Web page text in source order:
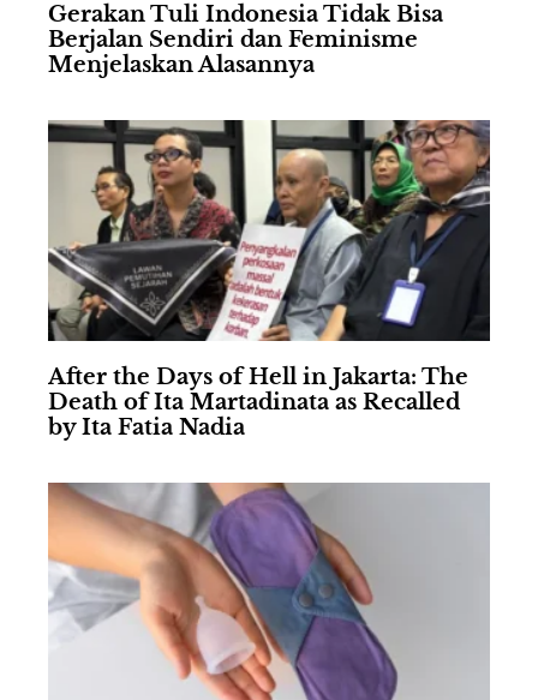
Gerakan Tuli Indonesia Tidak Bisa
Berjalan Sendiri dan Feminisme
Menjelaskan Alasannya
After the Days of Hell in Jakarta: The
Death of Ita Martadinata as Recalled
by Ita Fatia Nadia